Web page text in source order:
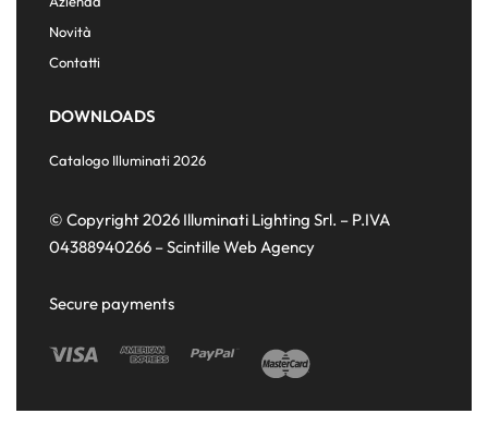
Novità
Contatti
DOWNLOADS
Catalogo Illuminati 2026
© Copyright 2026 Illuminati Lighting Srl. – P.IVA
04388940266 –Scintille Web Agency
Secure payments